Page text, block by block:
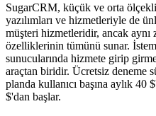
SugarCRM, küçük ve orta
yazılımları ve hizmetleriyle de
müşteri hizmetleridir, ancak
özelliklerinin tümünü sunar.
sunucularında hizmete girip
araçtan biridir. Ücretsiz deneme
planda kullanıcı başına aylık
$'dan başlar.